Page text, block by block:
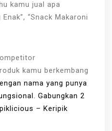
kamu jual apa
“Snack Makaroni
kamu berkembang
nama yang punya
Gabungkan 2
– Keripik